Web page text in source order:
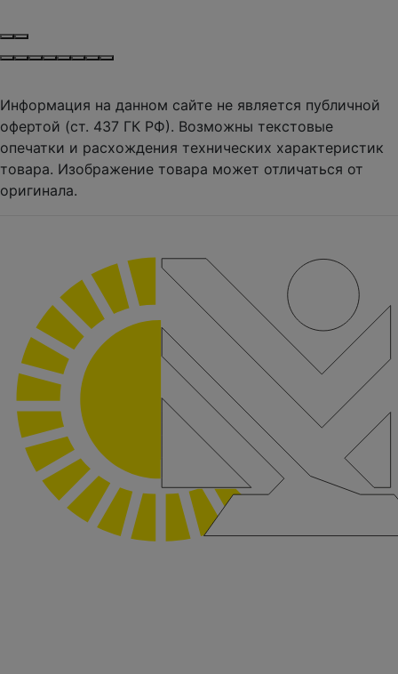
Информация на данном сайте не является публичной
офертой (ст. 437 ГК РФ). Возможны текстовые
опечатки и расхождения технических характеристик
товара. Изображение товара может отличаться от
оригинала.